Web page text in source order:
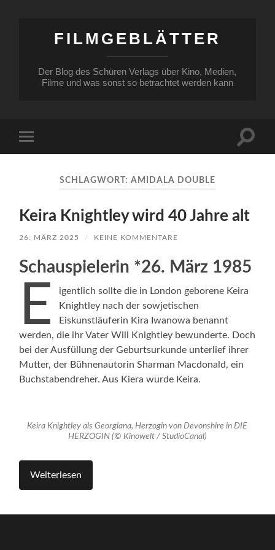
FILMGEBLÄTTER
Der Blog des Schüren Verlags über Kino, Medien,
Filme und was sonst so betrachtet werden kann
Menü
SCHLAGWORT: AMIDALA DOUBLE
Keira Knightley wird 40 Jahre alt
26. MÄRZ 2025 / KEINE KOMMENTARE
Schauspielerin *26. März 1985
E
igentlich sollte die in London geborene Keira
Knightley nach der sowjetischen
Eiskunstläuferin Kira Iwanowa benannt
werden, die ihr Vater Will Knightley bewunderte. Doch
bei der Ausfüllung der Geburtsurkunde unterlief ihrer
Mutter, der Bühnenautorin Sharman Macdonald, ein
Buchstabendreher. Aus Kiera wurde Keira.
Keira Knightley als Georgiana, Herzogin von Devonshire in DIE
HERZOGIN (© Kinowelt / StudioCanal)
Weiterlesen